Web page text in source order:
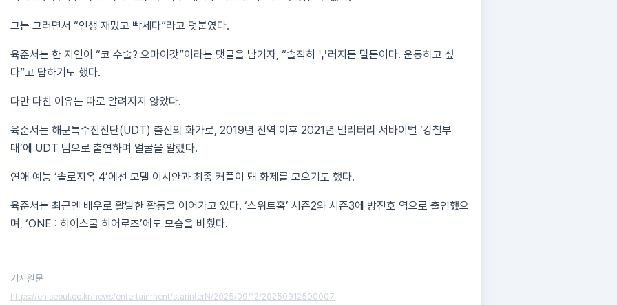
그는 그러면서 “인생 재밌고 빡세다”라고 덧붙였다.
육준서는 한 지인이 “코 수술? 오마이갓”이라는 댓글을 남기자, “솔직히 부러지든 말든이다. 운동하고 싶
다”고 답하기도 했다.
다만 다친 이유는 따로 알려지지 않았다.
육준서는 해군특수전전단(UDT) 출신의 화가로, 2019년 전역 이후 2021년 밀리터리 서바이벌 ‘강철부
대’에 UDT 팀으로 출연하며 얼굴을 알렸다.
연애 예능 ‘솔로지옥 4’에선 모델 이시안과 최종 커플이 돼 화제를 모으기도 했다.
육준서는 최근엔 배우로 활발한 활동을 이어가고 있다. ‘스위트홈’ 시즌2와 시즌3에 방진호 역으로 출연했으
며, ‘ONE : 하이스쿨 히어로즈’에도 모습을 비췄다.
기사원문
https://en.seoul.co.kr/news/entertainment/starinterN/2025/09/12/20250912500007